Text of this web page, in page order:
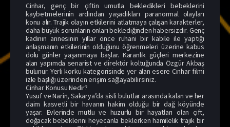
Cinhar, genç bir çiftin umutla bekledikleri bebeklerini
kaybetmelerinin ardından yaşadıkları paranormal olayları
konu alır. Trajik olayın etkilerini atlatmaya çalışan karakterler,
daha büyük sorunların onları beklediğinden habersizdir. Genç
kadının annesinin yıllar önce ruhani bir kabile ile yaptığı
anlaşmanın etkilerinin olduğunu öğrenmeleri üzerine kabus
dolu günler yaşanmaya başlar. Karanlık güçleri merkezine
alan yapımda senarist ve direktör koltuğunda Özgür Akbaş
bulunur. Yerli korku kategorisinde yer alan esere Cinhar filmi
izle başlığı üzerinden erişim sağlayabilirsiniz.
Cinhar Konusu Nedir?
Yusuf ve Narin, Sakarya’da sisli bulutlar arasında kalan ve her
daim kasvetli bir havanın hakim olduğu bir dağ köyünde
yaşar. Evlerinde mutlu ve huzurlu bir hayatları olan çift,
doğacak bebeklerini heyecanla beklerken hamilelik trajik bir